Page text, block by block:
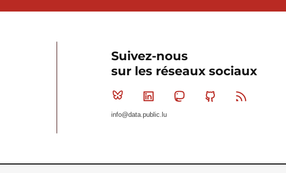
Suivez-nous
sur les réseaux sociaux
Bluesky Linkedin MastodonGithub
info@data.public.lu